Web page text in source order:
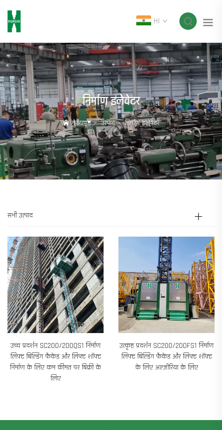
HI
निर्माण इलेवेटर
मुख्यपृष्ठ>उत्पाद>निर्माण इलेवेटर
सभी उत्पाद
उच्च प्रदर्शन SC200/200QS1 निर्माण
लिफ्ट बिल्डिंग फैकेड और लिफ्ट शॉफ्ट
निर्माण के लिए कम कीमत पर बिक्री के
लिए
उत्कृष्ट प्रदर्शन SC200/200FS1 निर्माण
लिफ्ट बिल्डिंग फैकेड और लिफ्ट शॉफ्ट
के लिए अल्जीरिया के लिए